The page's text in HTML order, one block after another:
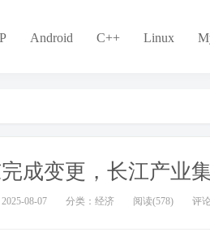
Android C++ Linux
成变更，长江产业
2025-08-07 分类：经济 阅读(578) 评